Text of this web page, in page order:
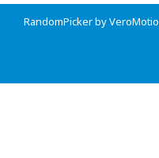
RandomPicker by